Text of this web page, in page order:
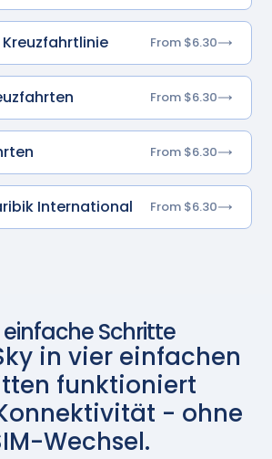
From $6.30
From $6.30
From $6.30
International From $6.30
einfache Schritte
in vier einfachen
funktioniert
- ohne
Wechsel.